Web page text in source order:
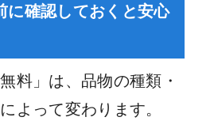
に確認しておくと安心
料」は、品物の種類・
よって変わります。